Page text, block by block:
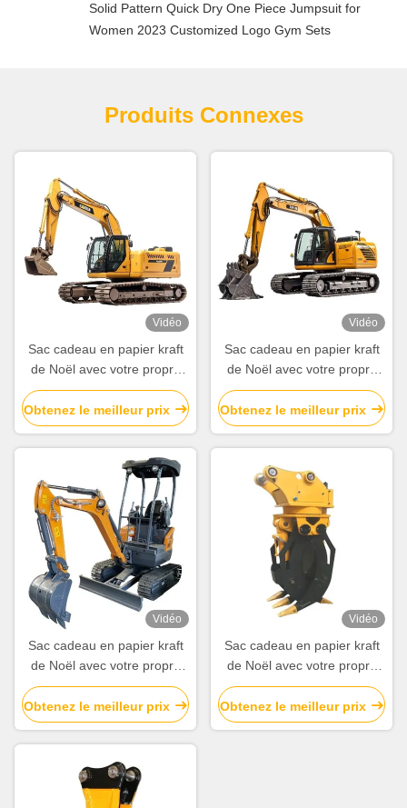
Solid Pattern Quick Dry One Piece Jumpsuit for
Women 2023 Customized Logo Gym Sets
Produits Connexes
Vidéo
Sac cadeau en papier kraft
de Noël avec votre propre
logo pour la fête de Noël
Obtenez le meilleur prix
Vidéo
Sac cadeau en papier kraft
de Noël avec votre propre
logo pour la fête de Noël
Obtenez le meilleur prix
Vidéo
Sac cadeau en papier kraft
de Noël avec votre propre
logo pour la fête de Noël
Obtenez le meilleur prix
Vidéo
Sac cadeau en papier kraft
de Noël avec votre propre
logo pour la fête de Noël
Obtenez le meilleur prix